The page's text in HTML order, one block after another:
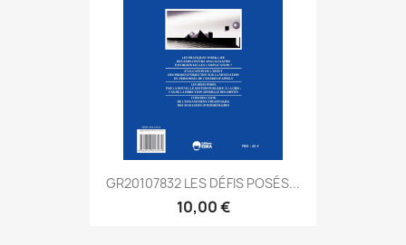
GR20107832 LES DÉFIS POSÉS...
10,00 €